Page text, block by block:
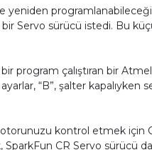
yeniden
bir Servo sürücü istedi. Bu
program çalıştıran bir
“B”, şalter kapalıyken
kontrol etmek için
CR Servo sürücü